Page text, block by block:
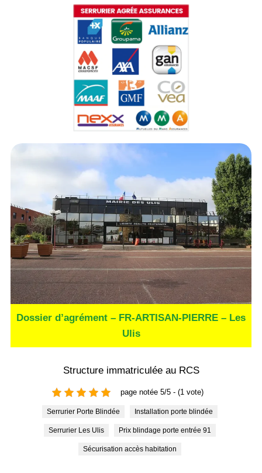
Dossier d’agrément – FR-ARTISAN-PIERRE – Les
Ulis
Structure immatriculée au RCS
page notée 5/5 - (1 vote)
Serrurier Porte Blindée Installation porte blindée
Serrurier Les Ulis Prix blindage porte entrée 91
Sécurisation accès habitation